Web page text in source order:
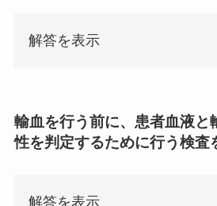
解答を表示
輸血を行う前に、患者血液と
性を判定するために行う検査
解答を表示